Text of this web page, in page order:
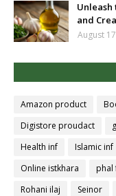
Unleash
and
August
Amazon product
Digistore proudact
Health inf
Islamic inf
Online istkhara
phal
Rohani ilaj
Seinor